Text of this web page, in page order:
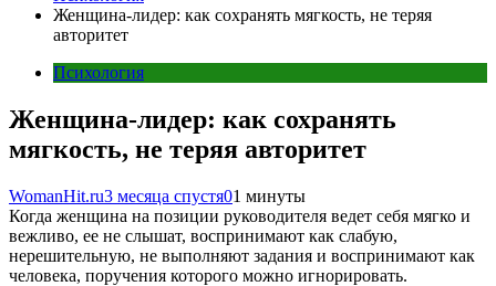
Женщина-лидер: как сохранять мягкость, не теряя
авторитет
Психология
Женщина-лидер: как сохранять
мягкость, не теряя авторитет
WomanHit.ru3 месяца спустя01 минуты
Когда женщина на позиции руководителя ведет себя мягко и
вежливо, ее не слышат, воспринимают как слабую,
нерешительную, не выполняют задания и воспринимают как
человека, поручения которого можно игнорировать.